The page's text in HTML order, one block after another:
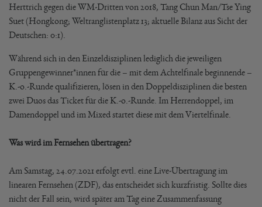
Herttrich gegen die WM-Dritten von 2018, Tang Chun Man/Tse Ying
Suet (Hongkong; Weltranglistenplatz 13; aktuelle Bilanz aus Sicht der
Deutschen: 0:1).
Während sich in den Einzeldisziplinen lediglich die jeweiligen
Gruppengewinner*innen für die – mit dem Achtelfinale beginnende –
K.-o.-Runde qualifizieren, lösen in den Doppeldisziplinen die besten
zwei Duos das Ticket für die K.-o.-Runde. Im Herrendoppel, im
Damendoppel und im Mixed startet diese mit dem Viertelfinale.
Was wird im Fernsehen übertragen?
Am Samstag, 24.07.2021 erfolgt evtl. eine Live-Übertragung im
linearen Fernsehen (ZDF), das entscheidet sich kurzfristig. Sollte dies
nicht der Fall sein, wird später am Tag eine Zusammenfassung